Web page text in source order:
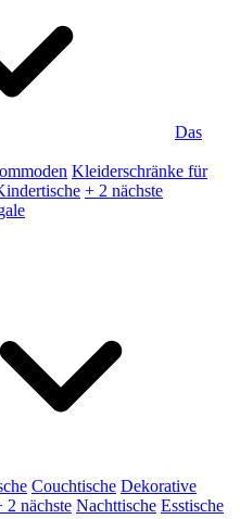
Das
Kleiderschränke für
+ 2 nächste
Couchtische Dekorative
2 nächste Nachttische Esstische